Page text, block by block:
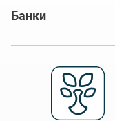
Банки